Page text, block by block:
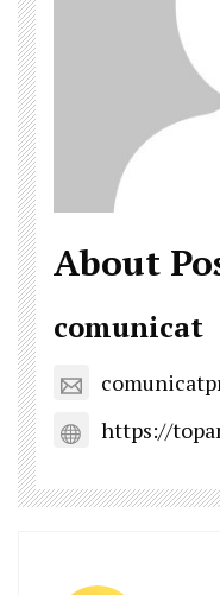
About
comunicat
https://